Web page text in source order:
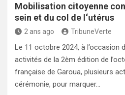
Mobilisation citoyenne
sein et du col de l‘utérus
2 ans ago TribuneVerte
Le 11 octobre 2024, à l’occasion
activités de la 2èm édition de
française de Garoua, plusieurs
cérémonie, pour marquer…